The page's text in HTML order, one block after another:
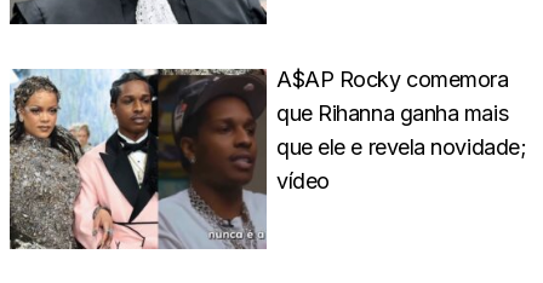
A$AP Rocky comemora
que Rihanna ganha mais
que ele e revela novidade;
vídeo